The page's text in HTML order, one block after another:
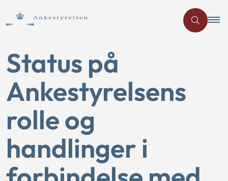
Status på
Ankestyrelsens
rolle og
handlinger i